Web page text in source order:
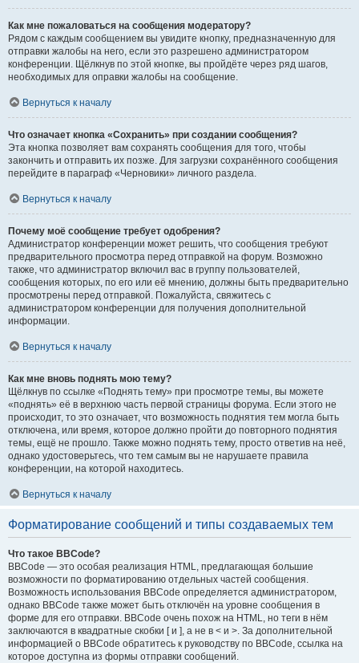
Как мне пожаловаться на сообщения модератору?
Рядом с каждым сообщением вы увидите кнопку, предназначенную для
отправки жалобы на него, если это разрешено администратором
конференции. Щёлкнув по этой кнопке, вы пройдёте через ряд шагов,
необходимых для оправки жалобы на сообщение.
Вернуться к началу
Что означает кнопка «Сохранить» при создании сообщения?
Эта кнопка позволяет вам сохранять сообщения для того, чтобы
закончить и отправить их позже. Для загрузки сохранённого сообщения
перейдите в параграф «Черновики» личного раздела.
Вернуться к началу
Почему моё сообщение требует одобрения?
Администратор конференции может решить, что сообщения требуют
предварительного просмотра перед отправкой на форум. Возможно
также, что администратор включил вас в группу пользователей,
сообщения которых, по его или её мнению, должны быть предварительно
просмотрены перед отправкой. Пожалуйста, свяжитесь с
администратором конференции для получения дополнительной
информации.
Вернуться к началу
Как мне вновь поднять мою тему?
Щёлкнув по ссылке «Поднять тему» при просмотре темы, вы можете
«поднять» её в верхнюю часть первой страницы форума. Если этого не
происходит, то это означает, что возможность поднятия тем могла быть
отключена, или время, которое должно пройти до повторного поднятия
темы, ещё не прошло. Также можно поднять тему, просто ответив на неё,
однако удостоверьтесь, что тем самым вы не нарушаете правила
конференции, на которой находитесь.
Вернуться к началу
Форматирование сообщений и типы создаваемых тем
Что такое BBCode?
BBCode — это особая реализация HTML, предлагающая большие
возможности по форматированию отдельных частей сообщения.
Возможность использования BBCode определяется администратором,
однако BBCode также может быть отключён на уровне сообщения в
форме для его отправки. BBCode очень похож на HTML, но теги в нём
заключаются в квадратные скобки [ и ], а не в < и >. За дополнительной
информацией о BBCode обратитесь к руководству по BBCode, ссылка на
которое доступна из формы отправки сообщений.